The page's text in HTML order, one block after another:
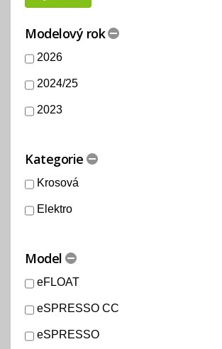
Modelový rok
2026
2024/25
2023
Kategorie
Krosová
Elektro
Model
eFLOAT
eSPRESSO CC
eSPRESSO